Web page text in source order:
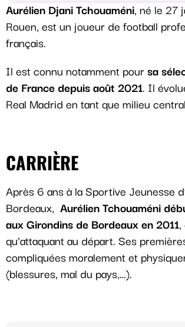
Aurélien Djani Tchouaméni, né le 27
Rouen, est un joueur de football
français.
Il est connu notamment poursa
de France depuis août 2021. Il
Real Madrid en tant que milieu
CARRIÈRE
Après 6 ans à la Sportive Jeunesse
Bordeaux, Aurélien Tchouaméni
aux Girondins de Bordeaux en 2011,
qu’attaquant au départ. Ses
compliquées moralement et
(blessures, mal du pays,…).